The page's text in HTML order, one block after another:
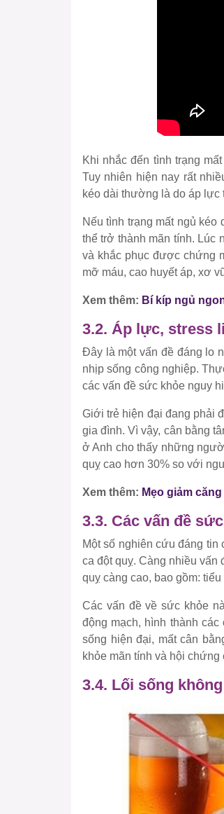
Khi nhắc đến tình trạng
Tuy nhiên hiện nay rất
kéo dài thường là do áp lực
Nếu tình trạng mất ngủ kéo
thể trở thành mãn tính. Lúc
và khắc phục được chứng
mỡ máu, cao huyết áp, xơ
Xem thêm: Bí kíp ngủ
3.2. Áp lực, stress
Đây là một vấn đề đáng lo
nhịp sống công nghiệp.
các vấn đề sức khỏe nguy
Giới trẻ hiện đại đang phải
gia đình. Vì vậy, cân bằng
ở Anh cho thấy những
quỵ cao hơn 30% so với
Xem thêm: Mẹo giảm
3.3. Các vấn đề
Một số nghiên cứu đáng
ca đột quỵ. Càng nhiều
quỵ càng cao, bao gồm:
Các vấn đề về sức khỏe
động mạch, hình thành
sống hiện đại, mất cân
khỏe mãn tính và hội
3.4. Lối sống